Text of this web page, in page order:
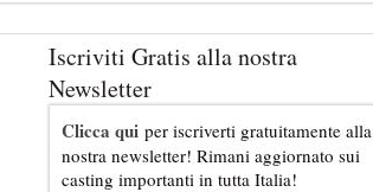
i 16 e i 18 anni
Iscriviti Gratis alla nostra
Newsletter
Clicca qui per iscriverti gratuitamente alla
nostra newsletter! Rimani aggiornato sui
casting importanti in tutta Italia!